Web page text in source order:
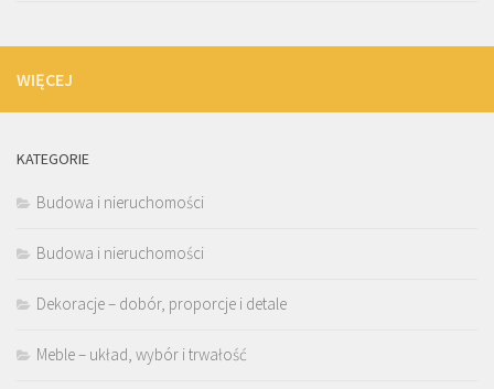
WIĘCEJ
KATEGORIE
Budowa i nieruchomości
Budowa i nieruchomości
Dekoracje – dobór, proporcje i detale
Meble – układ, wybór i trwałość